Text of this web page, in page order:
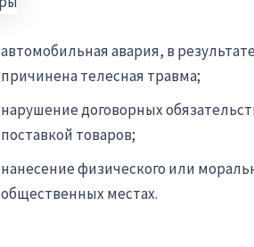
автомобильная авария, в
причинена телесная травма;
нарушение договорных
поставкой товаров;
нанесение физического или
общественных местах.